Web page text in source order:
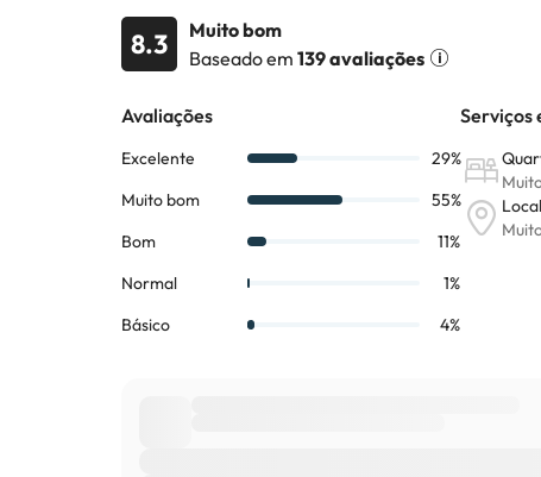
Alguns dos serviços detalhados podem ser pagos.
Alguns dos serviços indicados podem ter custos
8.3
Muito bom
Baseado em 139 avaliações